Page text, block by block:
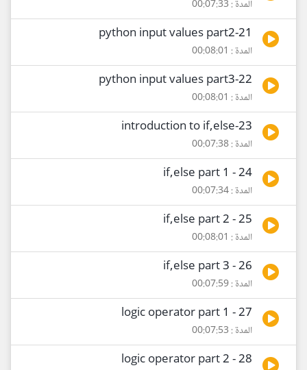
المدة : 00:07:33
21-python input values part2
المدة : 00:08:01
22-python input values part3
المدة : 00:08:01
23-introduction to if,else
المدة : 00:07:38
24 - if,else part 1
المدة : 00:07:34
25 - if,else part 2
المدة : 00:08:01
26 - if,else part 3
المدة : 00:07:59
27 - logic operator part 1
المدة : 00:07:53
28 - logic operator part 2